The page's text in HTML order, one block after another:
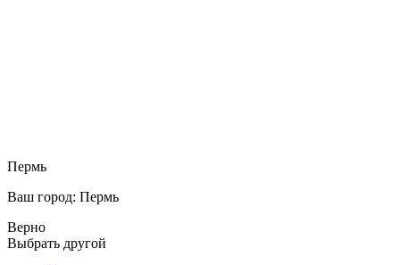
Пермь
Ваш город: Пермь
Верно
Выбрать другой